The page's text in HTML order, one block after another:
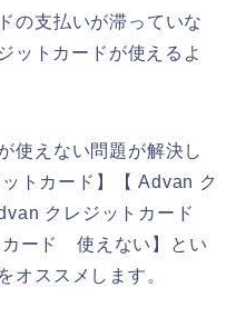
の支払いが滞っていな
ットカードが使えるよ
使えない問題が解決し
トカード】【 Advan ク
クレジットカード
カード 使えない】とい
オススメします。